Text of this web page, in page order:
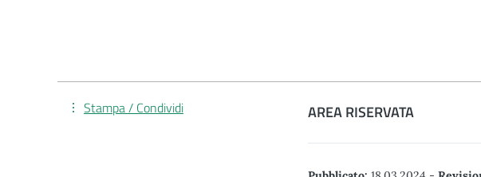
AREA RISERVATA
Stampa / Condividi